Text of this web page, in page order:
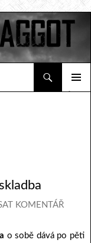
KOMENTÁŘ
o sobě dává po pěti